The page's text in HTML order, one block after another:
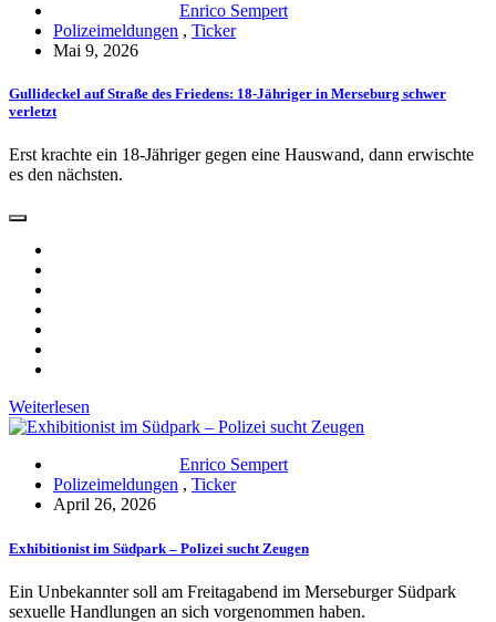
Enrico Sempert
Polizeimeldungen , Ticker
Mai 9, 2026
Gullideckel auf Straße des Friedens: 18-Jähriger in Merseburg schwer
verletzt
Erst krachte ein 18-Jähriger gegen eine Hauswand, dann erwischte
es den nächsten.
Weiterlesen
Enrico Sempert
Polizeimeldungen , Ticker
April 26, 2026
Exhibitionist im Südpark – Polizei sucht Zeugen
Ein Unbekannter soll am Freitagabend im Merseburger Südpark
sexuelle Handlungen an sich vorgenommen haben.